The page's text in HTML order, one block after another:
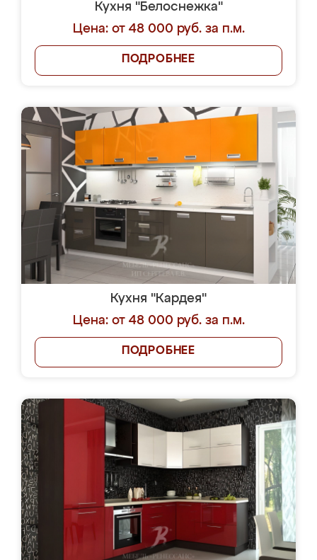
Кухня "Белоснежка"
Цена: от 48 000 руб. за п.м.
ПОДРОБНЕЕ
Кухня "Кардея"
Цена: от 48 000 руб. за п.м.
ПОДРОБНЕЕ